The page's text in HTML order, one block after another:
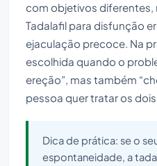
com objetivos
Tadalafil para disfunção
ejaculação precoce. Na
escolhida quando o
ereção”, mas também
pessoa quer tratar os
Dica de prática: se o
espontaneidade, a